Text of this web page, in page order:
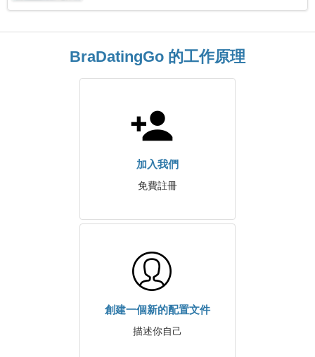
BraDatingGo 的工作原理
加入我們
免費註冊
創建一個新的配置文件
描述你自己